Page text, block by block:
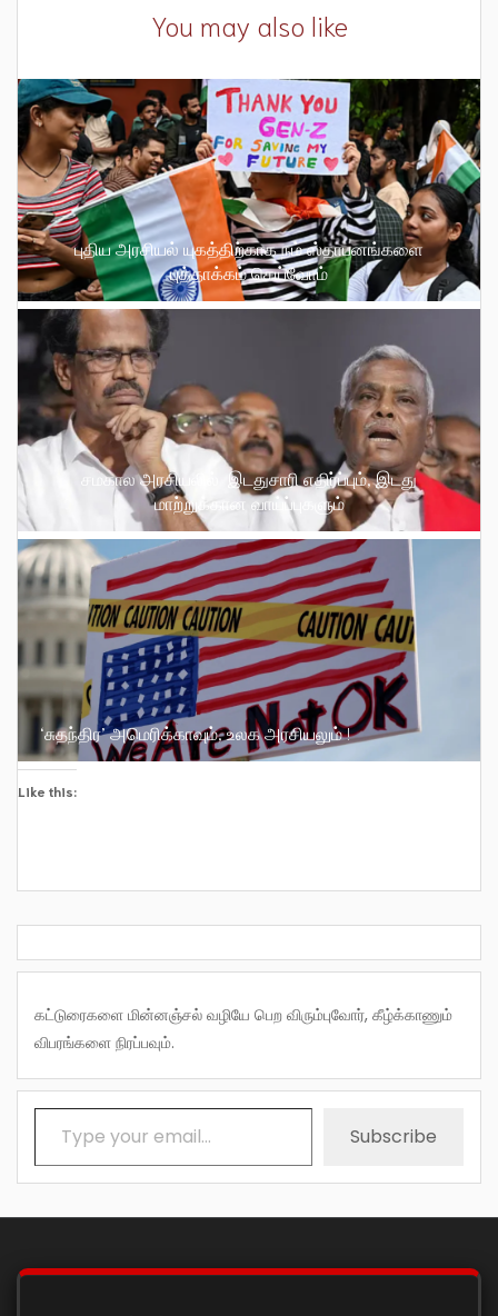
You may also like
புதிய அரசியல் யுகத்திற்காக நம் ஸ்தாபனங்களை
புத்தாக்கம் செய்வோம்
சமகால அரசியலில் இடதுசாரி எதிர்ப்பும், இடது
மாற்றுக்கான வாய்ப்புகளும்
‘சுதந்திர’ அமெரிக்காவும், உலக அரசியலும் !
Like this:
கட்டுரைகளை மின்னஞ்சல் வழியே பெற விரும்புவோர், கீழ்க்காணும்
விபரங்களை நிரப்பவும்.
Type your email…
Subscribe